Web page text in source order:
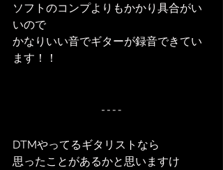
ソフトのコンプよりもかかり具合がい
いので
かなりいい音でギターが録音できてい
ます！！
DTMやってるギタリストなら
思ったことがあるかと思いますけ